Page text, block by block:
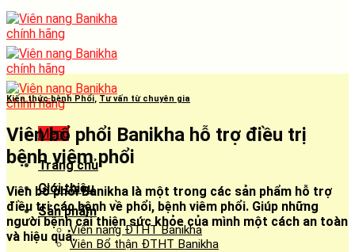
Menu
Trang chủ
Giới thiệu
Sản phẩm
Viên nang ĐTHT Banikha
Viên Bổ thận ĐTHT Banikha
Kiến thức bệnh Phổi, Tư vấn từ chuyên gia
Viên bổ phổi Banikha hỗ trợ điều trị
bệnh viêm phổi
Viên bổ phổi Banikha là một trong các sản phẩm hỗ trợ
điều trị các bệnh về phổi, bệnh viêm phổi. Giúp những
người bệnh cải thiện sức khỏe của mình một cách an toàn
và hiệu quả.